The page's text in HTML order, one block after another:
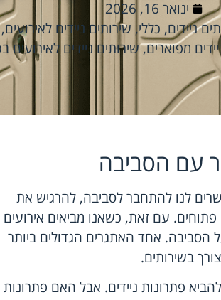
ינואר 16, 2026
ניידים, כללי, שירותים ניידים לאירועים
מפוארים,שירותים ניידים לאירועים
עם הסביבה
לנו להתחבר לסביבה, להרגיש את
עם זאת, כשאנו מביאים אירועים
אחד האתגרים הגדולים ביותר
בשירותים.
פתרונות ניידים. אבל האם פתרונות